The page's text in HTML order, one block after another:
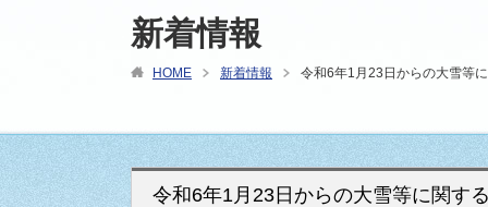
新着情報
HOME 新着情報 令和6年1月23日からの大雪等
令和6年1月23日からの大雪等に関す